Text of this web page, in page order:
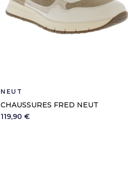
NEUT
CHAUSSURES FRED NEUT
119,90 €